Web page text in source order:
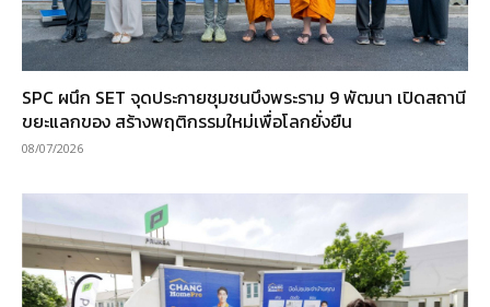
SPC ผนึก SET จุดประกายชุมชนบึงพระราม 9 พัฒนา เปิดสถานี
ขยะแลกของ สร้างพฤติกรรมใหม่เพื่อโลกยั่งยืน
08/07/2026